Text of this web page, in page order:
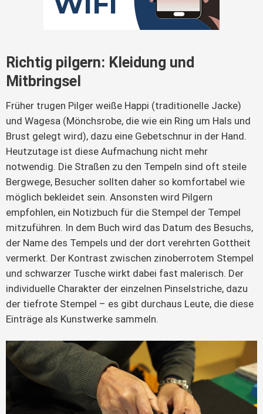
Richtig pilgern: Kleidung und
Mitbringsel
Früher trugen Pilger weiße Happi (traditionelle Jacke)
und Wagesa (Mönchsrobe, die wie ein Ring um Hals und
Brust gelegt wird), dazu eine Gebetschnur in der Hand.
Heutzutage ist diese Aufmachung nicht mehr
notwendig. Die Straßen zu den Tempeln sind oft steile
Bergwege, Besucher sollten daher so komfortabel wie
möglich bekleidet sein. Ansonsten wird Pilgern
empfohlen, ein Notizbuch für die Stempel der Tempel
mitzuführen. In dem Buch wird das Datum des Besuchs,
der Name des Tempels und der dort verehrten Gottheit
vermerkt. Der Kontrast zwischen zinoberrotem Stempel
und schwarzer Tusche wirkt dabei fast malerisch. Der
individuelle Charakter der einzelnen Pinselstriche, dazu
der tiefrote Stempel – es gibt durchaus Leute, die diese
Einträge als Kunstwerke sammeln.